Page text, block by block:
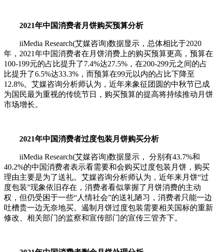
2021年中国消费者月饼购买预算分析
iiMedia Research(艾媒咨询)数据显示，总体相比于2020
年，2021年中国消费者在月饼消费上的购买预算更高，预算在
100-199元的占比提升了7.4%达27.5%，在200-299元之间的占
比提升了6.5%达33.3%，而预算在99元以内的占比下降至
12.8%。艾媒咨询分析师认为，近年来象征团圆的中秋节已成
为国民最为重视的传统节日，购买预算的提高将持续推动月饼
市场增长。
2021年中国消费者过度包装月饼购买分析
iiMedia Research(艾媒咨询)数据显示， 分别有43.7%和
40.2%的中国消费者表示看需要和会购买过度包装月饼，购买
理由主要是为了送礼。艾媒咨询分析师认为，近年来月饼“过
度包装”现象依旧存在，消费者看似掌握了月饼消费的主动
权，但仍受困于一些“人情社会”的送礼陋习，消费者只能一边
吐槽贵一边无奈地买。遏制月饼过度包装需要相关国标的重新
修改、相关部门的监察和宣传部门的宣传三管齐下。